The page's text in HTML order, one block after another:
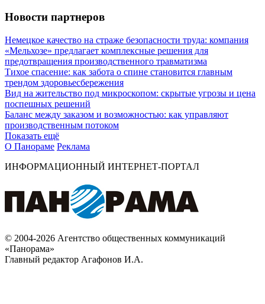
Новости партнеров
Немецкое качество на страже безопасности труда: компания
«Мельхозе» предлагает комплексные решения для
предотвращения производственного травматизма
Тихое спасение: как забота о спине становится главным
трендом здоровьесбережения
Вид на жительство под микроскопом: скрытые угрозы и цена
поспешных решений
Баланс между заказом и возможностью: как управляют
производственным потоком
Показать ещё
О Панораме Реклама
ИНФОРМАЦИОННЫЙ ИНТЕРНЕТ-ПОРТАЛ
© 2004-2026 Агентство общественных коммуникаций
«Панорама»
Главный редактор Агафонов И.А.